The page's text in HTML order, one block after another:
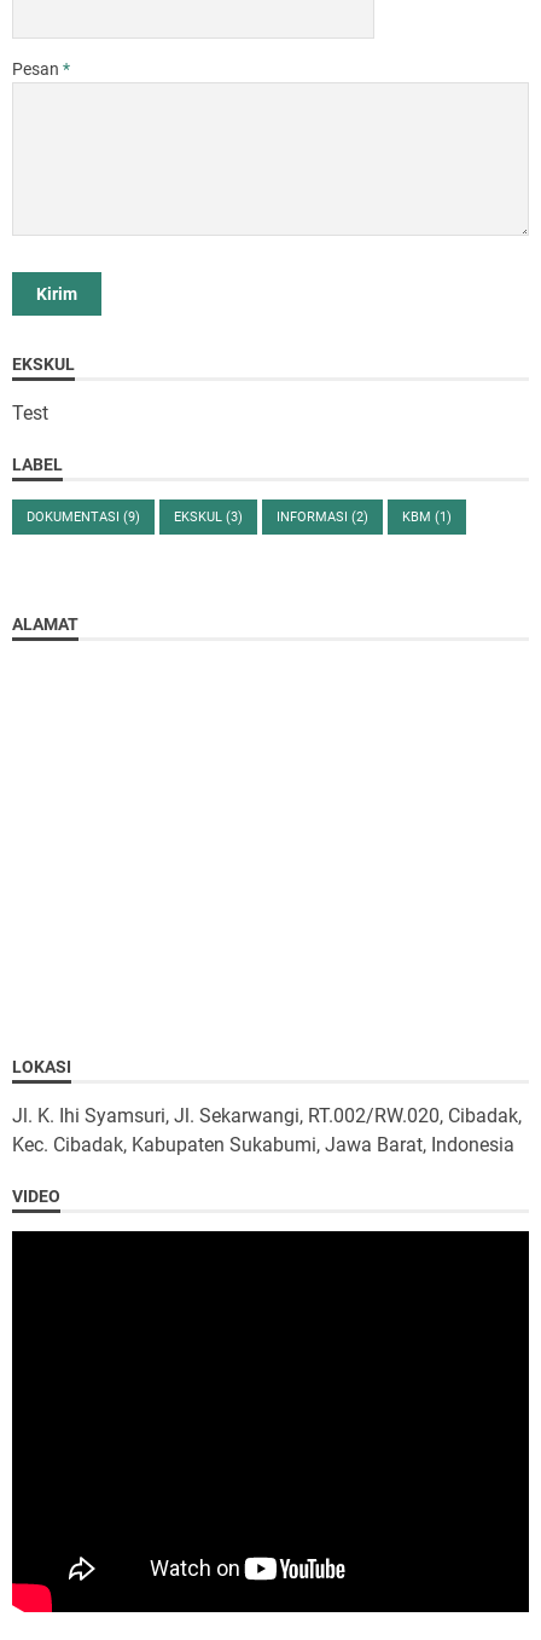
Pesan *
EKSKUL
Test
LABEL
DOKUMENTASI (9) EKSKUL (3) INFORMASI (2) KBM (1)
ALAMAT
LOKASI
Jl. K. Ihi Syamsuri, Jl. Sekarwangi, RT.002/RW.020, Cibadak,
Kec. Cibadak, Kabupaten Sukabumi, Jawa Barat, Indonesia
VIDEO